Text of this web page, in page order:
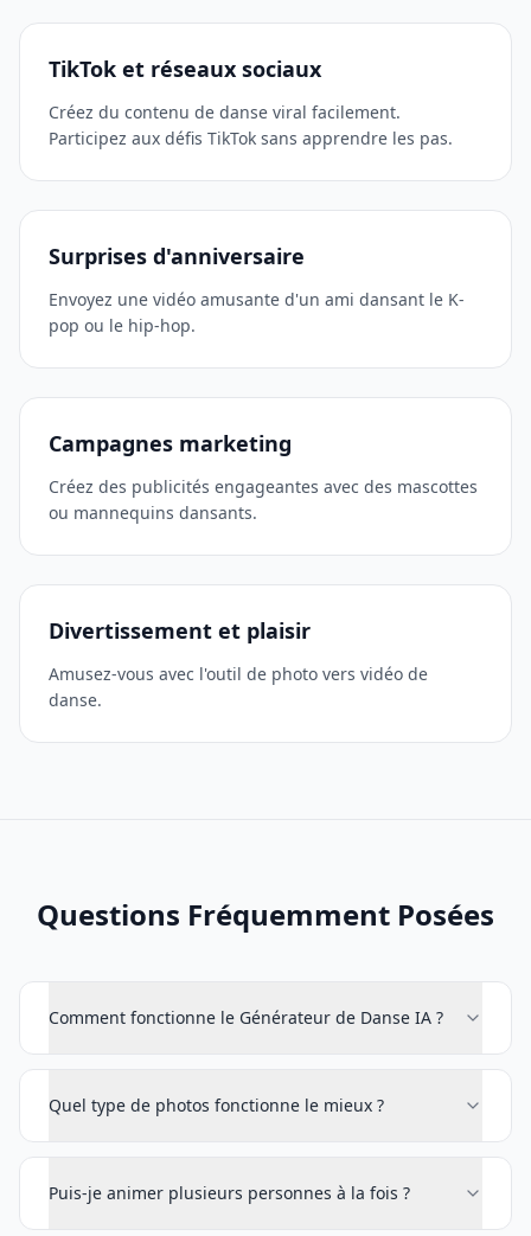
TikTok et réseaux sociaux
Créez du contenu de danse viral facilement.
Participez aux défis TikTok sans apprendre les pas.
Surprises d'anniversaire
Envoyez une vidéo amusante d'un ami dansant le K-
pop ou le hip-hop.
Campagnes marketing
Créez des publicités engageantes avec des mascottes
ou mannequins dansants.
Divertissement et plaisir
Amusez-vous avec l'outil de photo vers vidéo de
danse.
Questions Fréquemment Posées
Comment fonctionne le Générateur de Danse IA ?
Quel type de photos fonctionne le mieux ?
Puis-je animer plusieurs personnes à la fois ?